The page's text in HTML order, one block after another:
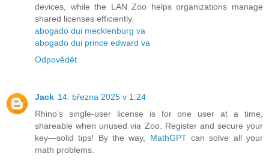
devices, while the LAN Zoo helps organizations manage
shared licenses efficiently.
abogado dui mecklenburg va
abogado dui prince edward va
Odpovědět
Jack 14. března 2025 v 1:24
Rhino’s single-user license is for one user at a time,
shareable when unused via Zoo. Register and secure your
key—solid tips! By the way, MathGPTcan solve all your
math problems.